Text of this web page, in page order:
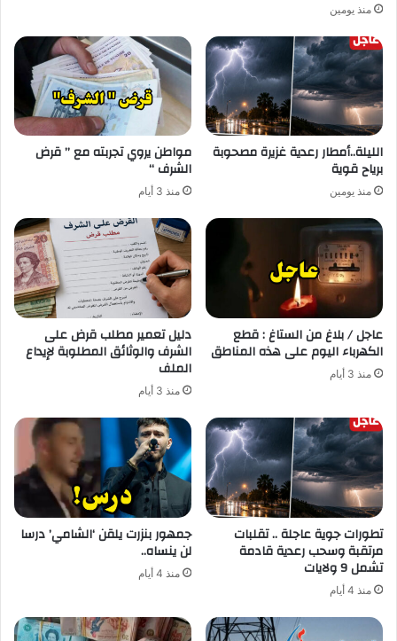
منذ يومين
الليلة..أمطار رعدية غزيرة مصحوبة
برياح قوية
منذ يومين
مواطن يروي تجربته مع ” قرض
الشرف “
منذ 3 أيام
عاجل / بلاغ من الستاغ : قطع
الكهرباء اليوم على هذه المناطق
منذ 3 أيام
دليل تعمير مطلب قرض على
الشرف والوثائق المطلوبة لإيداع
الملف
منذ 3 أيام
تطورات جوية عاجلة .. تقلبات
مرتقبة وسحب رعدية قادمة
تشمل 9 ولايات
منذ 4 أيام
جمهور بنزرت يلقن ‘الشامي’ درسا
لن ينساه..
منذ 4 أيام